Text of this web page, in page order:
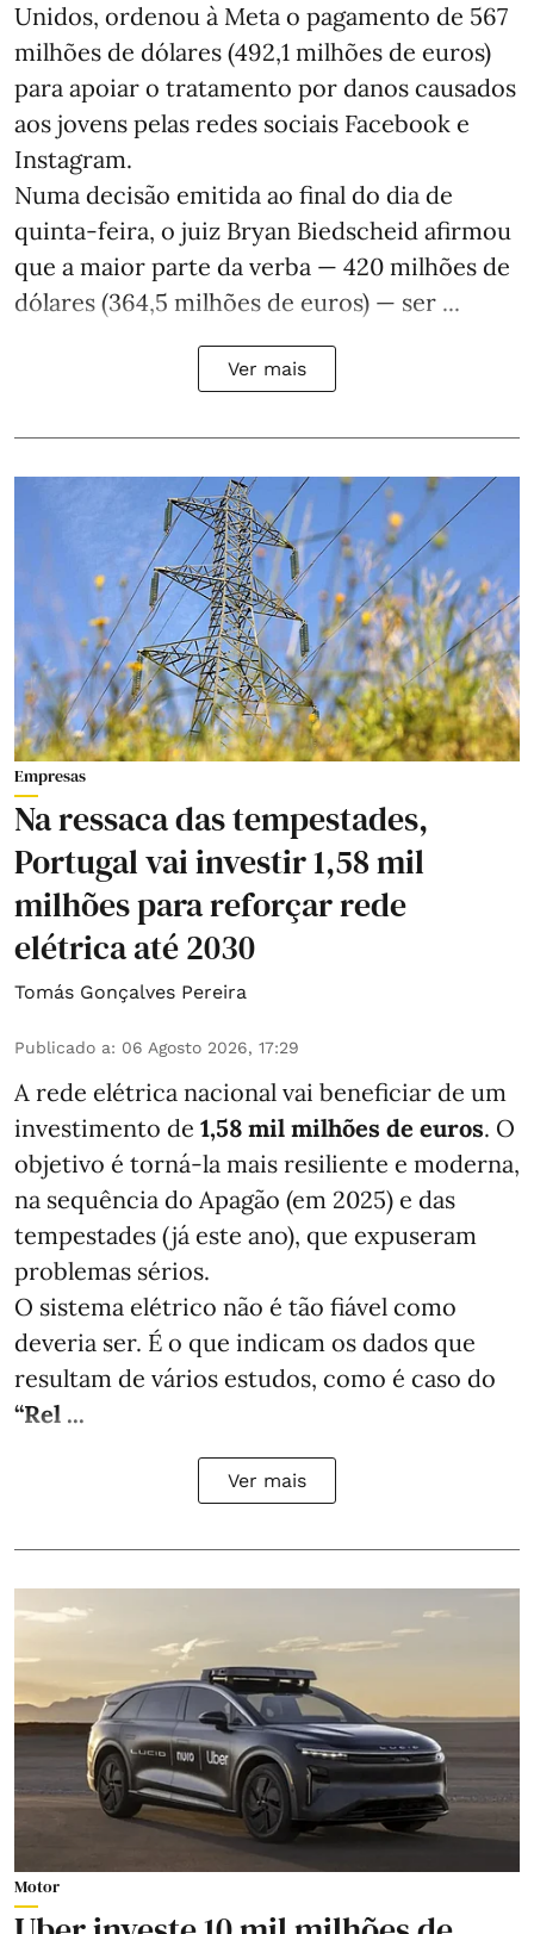
Unidos, ordenou à Meta o pagamento de 567
milhões de dólares (492,1 milhões de euros)
para apoiar o tratamento por danos causados
aos jovens pelas redes sociais Facebook e
Instagram.
Numa decisão emitida ao final do dia de
quinta-feira, o juiz Bryan Biedscheid afirmou
que a maior parte da verba — 420 milhões de
dólares (364,5 milhões de euros) — ser ...
Ver mais
Empresas
Na ressaca das tempestades,
Portugal vai investir 1,58 mil
milhões para reforçar rede
elétrica até 2030
Tomás Gonçalves Pereira
Publicado a: 06 Agosto 2026, 17:29
A rede elétrica nacional vai beneficiar de um
investimento de 1,58 mil milhões de euros. O
objetivo é torná-la mais resiliente e moderna,
na sequência do Apagão (em 2025) e das
tempestades (já este ano), que expuseram
problemas sérios.
O sistema elétrico não é tão fiável como
deveria ser. É o que indicam os dados que
resultam de vários estudos, como é caso do
“Rel ...
Ver mais
Motor